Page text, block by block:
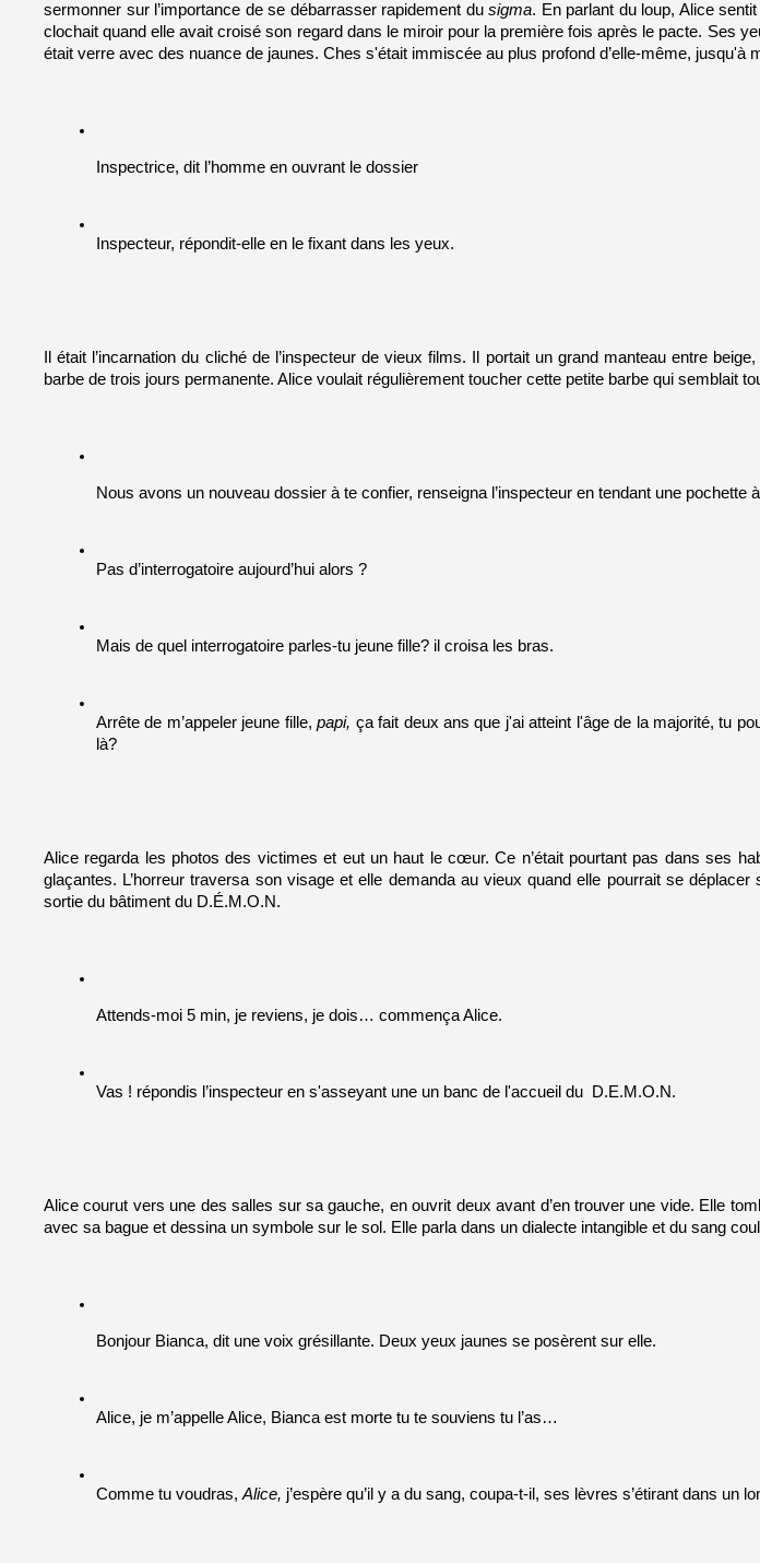
sermonner sur l’importance de se débarrasser rapidement du sigma. En parlant du loup, Alice
clochait quand elle avait croisé son regard dans le miroir pour la première fois après le pacte. Ses
était verre avec des nuance de jaunes. Ches s'était immiscée au plus profond d’elle-même, jusqu'à
Inspectrice, dit l’homme en ouvrant le dossier
Inspecteur, répondit-elle en le fixant dans les yeux.
Il était l’incarnation du cliché de l’inspecteur de vieux films. Il portait un grand manteau entre
barbe de trois jours permanente. Alice voulait régulièrement toucher cette petite barbe qui semblait
Nous avons un nouveau dossier à te confier, renseigna l’inspecteur en tendant une pochette
Pas d’interrogatoire aujourd’hui alors ?
Mais de quel interrogatoire parles-tu jeune fille? il croisa les bras.
Arrête de m’appeler jeune fille, papi, ça fait deux ans que j'ai atteint l'âge de la majorité, tu
là?
Alice regarda les photos des victimes et eut un haut le cœur. Ce n’était pourtant pas dans ses
glaçantes. L’horreur traversa son visage et elle demanda au vieux quand elle pourrait se
sortie du bâtiment du D.É.M.O.N.
Attends-moi 5 min, je reviens, je dois… commença Alice.
Vas ! répondis l’inspecteur en s'asseyant une un banc de l'accueil du  D.E.M.O.N.
Alice courut vers une des salles sur sa gauche, en ouvrit deux avant d’en trouver une vide. Elle
avec sa bague et dessina un symbole sur le sol. Elle parla dans un dialecte intangible et du sang
Bonjour Bianca, dit une voix grésillante. Deux yeux jaunes se posèrent sur elle.
Alice, je m’appelle Alice, Bianca est morte tu te souviens tu l’as…
Comme tu voudras, Alice, j’espère qu’il y a du sang, coupa-t-il, ses lèvres s’étirant dans un